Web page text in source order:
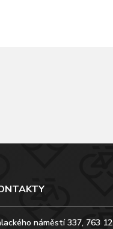
náměstí 337, 763 12